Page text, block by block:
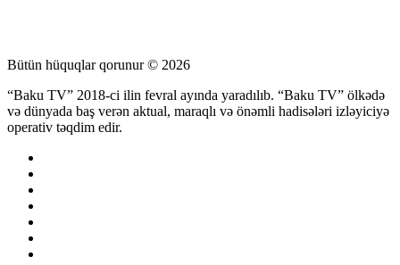
Bütün hüquqlar qorunur © 2026
“Baku TV” 2018-ci ilin fevral ayında yaradılıb. “Baku TV” ölkədə
və dünyada baş verən aktual, maraqlı və önəmli hadisələri izləyiciyə
operativ təqdim edir.